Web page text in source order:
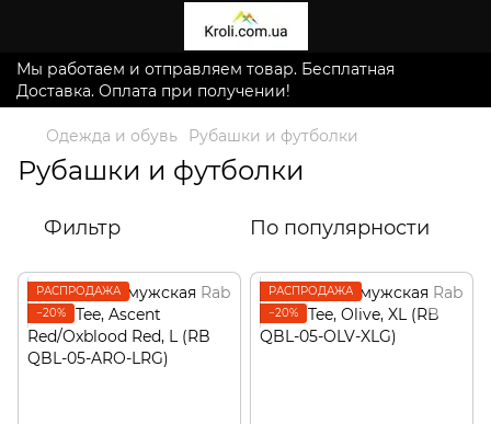
Мы работаем и отправляем товар. Бесплатная
Доставка. Оплата при получении!
Одежда и обувь Рубашки и футболки
Рубашки и футболки
Фильтр По популярности
РАСПРОДАЖА
−20%
РАСПРОДАЖА
−20%